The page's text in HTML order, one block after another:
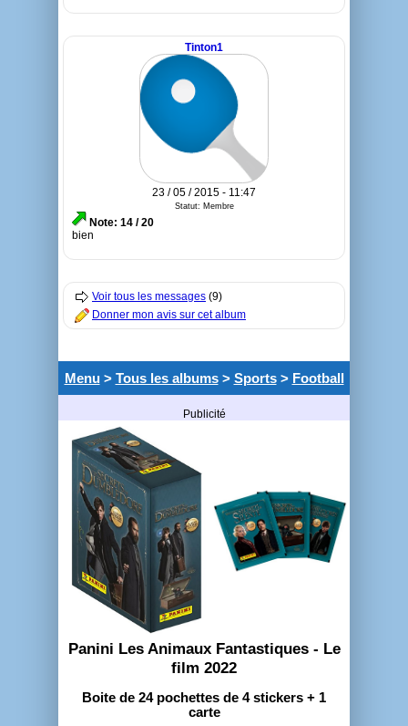
Tinton1
23 / 05 / 2015 - 11:47
Statut: Membre
Note: 14 / 20
bien
Voir tous les messages (9)
Donner mon avis sur cet album
Menu> Tous les albums> Sports> Football
Publicité
Panini Les Animaux Fantastiques - Le
film 2022
Boite de 24 pochettes de 4 stickers + 1
carte